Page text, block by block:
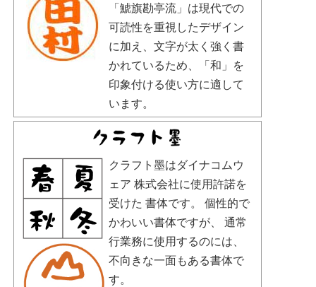
「鯱旗勘亭流」は現代での
可読性を重視したデザイン
に加え、文字が太く強く書
かれているため、「和」を
印象付ける使い方に適して
います。
クラフト墨はダイナコムウ
ェア 株式会社に使用許諾を
受けた 書体です。 個性的で
かわいい書体ですが、 通常
行業務に使用するのには、
不向きな一面もある書体で
す。